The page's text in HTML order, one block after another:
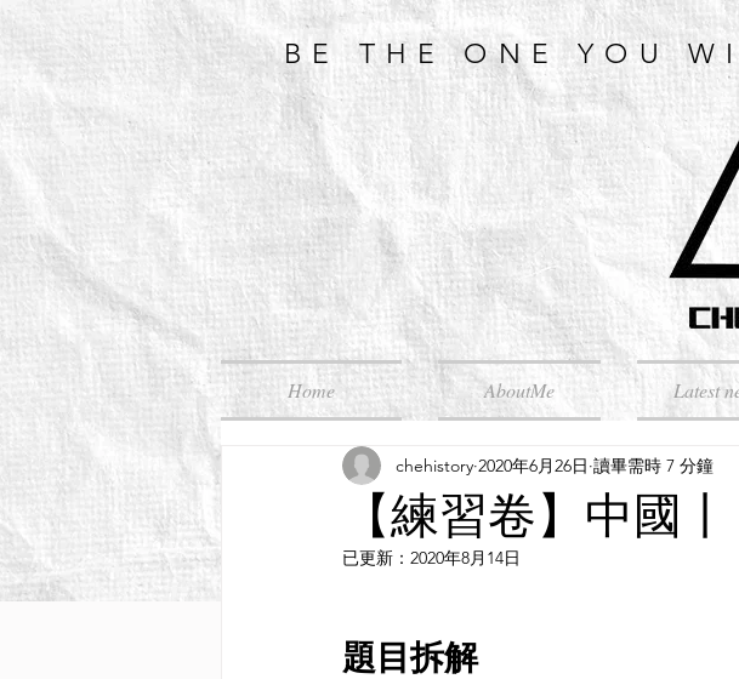
BE THE ONE YOU
Home AboutMe Latest
【練習卷】中國
chehistory 2020年6月26日 讀畢需時 7 分鐘
已更新： 2020年8月14日
題目拆解